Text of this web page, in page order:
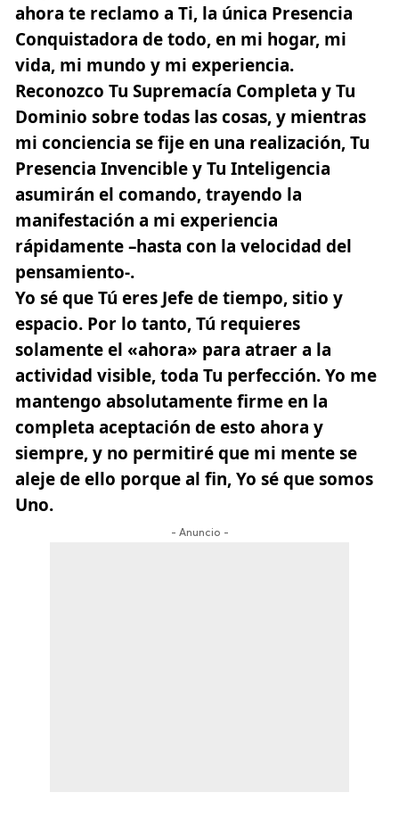
ahora te reclamo a Ti, la única Presencia
Conquistadora de todo, en mi hogar, mi
vida, mi mundo y mi experiencia.
Reconozco Tu Supremacía Completa y Tu
Dominio sobre todas las cosas, y mientras
mi conciencia se fije en una realización, Tu
Presencia Invencible y Tu Inteligencia
asumirán el comando, trayendo la
manifestación a mi experiencia
rápidamente –hasta con la velocidad del
pensamiento-.
Yo sé que Tú eres Jefe de tiempo, sitio y
espacio. Por lo tanto, Tú requieres
solamente el «ahora» para atraer a la
actividad visible, toda Tu perfección. Yo me
mantengo absolutamente firme en la
completa aceptación de esto ahora y
siempre, y no permitiré que mi mente se
aleje de ello porque al fin, Yo sé que somos
Uno.
- Anuncio -